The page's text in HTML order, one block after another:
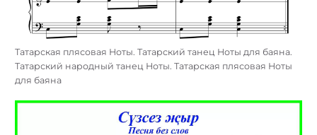
Татарская плясовая Ноты. Татарский танец Ноты для баяна.
Татарский народный танец Ноты. Татарская плясовая Ноты
для баяна